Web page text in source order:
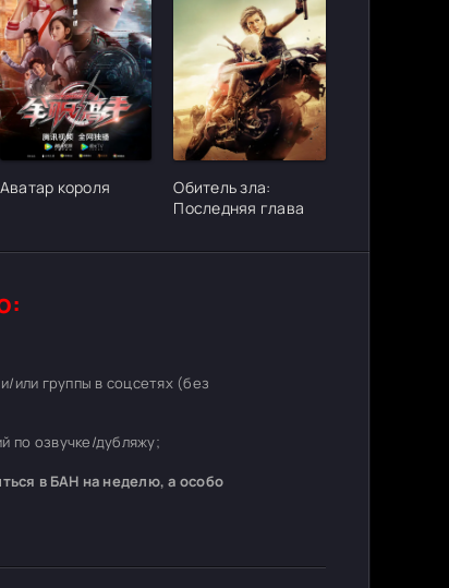
[/xfgiven_cvh_poster_urlcvh_poster_url]
Аватар короля
[/
Обитель зла:
Последняя глава
или группы в соцсетях (без
по озвучке/дубляжу;
в БАН на неделю, а особо